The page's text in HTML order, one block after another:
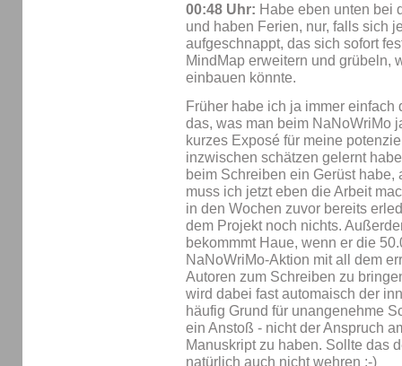
00:48 Uhr: Habe eben unten bei
und haben Ferien, nur, falls sich
aufgeschnappt, das sich sofort
MindMap erweitern und grübeln,
einbauen könnte.
Früher habe ich ja immer
das, was man beim NaNoWriMo
kurzes Exposé für meine
inzwischen schätzen gelernt
beim Schreiben ein Gerüst
muss ich jetzt eben die Arbeit
in den Wochen zuvor bereits
dem Projekt noch nichts.
bekommmt Haue, wenn er die
NaNoWriMo-Aktion mit all dem
Autoren zum Schreiben zu
wird dabei fast automaisch der
häufig Grund für unangenehme
ein Anstoß - nicht der Anspruch
Manuskript zu haben. Sollte das
natürlich auch nicht wehren ;-)